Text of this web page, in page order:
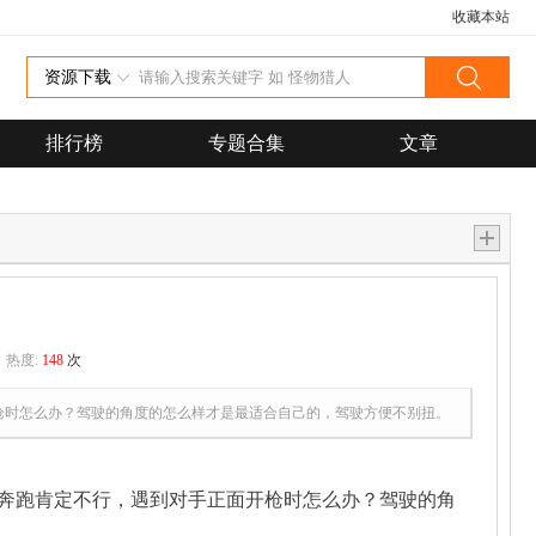
收藏本站
资源下载
排行榜 专题合集 文章
热度: 148 次
怎么办？驾驶的角度的怎么样才是最适合自己的，驾驶方便不别扭。
跑肯定不行，遇到对手正面开枪时怎么办？驾驶的角